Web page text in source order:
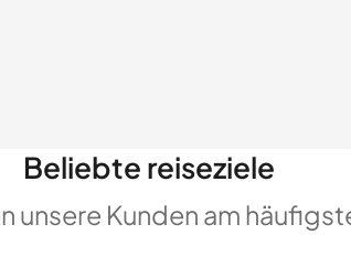
Beliebte reiseziele
unsere Kunden am